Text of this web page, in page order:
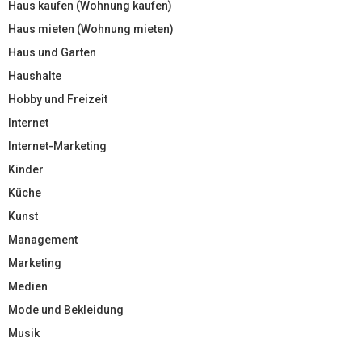
Haus kaufen (Wohnung kaufen)
Haus mieten (Wohnung mieten)
Haus und Garten
Haushalte
Hobby und Freizeit
Internet
Internet-Marketing
Kinder
Küche
Kunst
Management
Marketing
Medien
Mode und Bekleidung
Musik